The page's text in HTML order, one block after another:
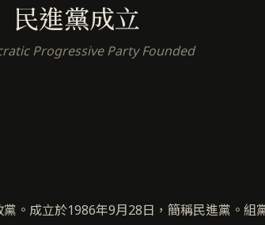
民進黨成立
Progressive Party Founded
。成立於1986年9月28日，簡稱民進黨。組